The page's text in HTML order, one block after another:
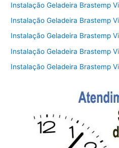
Instalação Geladeira Brastemp
Instalação Geladeira Brastemp
Instalação Geladeira Brastemp
Instalação Geladeira Brastemp
Instalação Geladeira Brastemp